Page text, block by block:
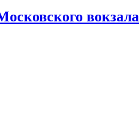
вокзала